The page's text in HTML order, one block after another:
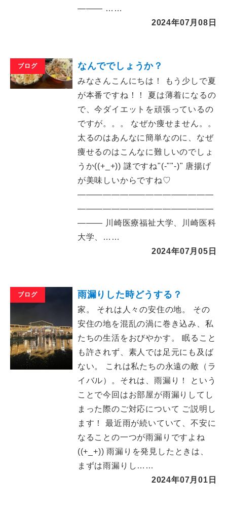
――― ……
2024年07月08日
ブログ なんででしょうか？
みなさんこんにちは！ もう少しで夏
が本番ですね！！ 夏は薄着になるの
で、今ダイエットを頑張っているの
ですが。。。 なぜか痩せません。。
太るのはあんなに簡単なのに、なぜ
痩せるのはこんなに難しいのでしょ
うか((+_+)) 謎ですね"(-""-)" 唐揚げ
が美味しいからですね♡
――――――――――――――――
――――――――――――――――
――― 川崎医療福祉大学、川崎医科
大学、……
2024年07月05日
ブログ 雨漏りした時どうする？
家。 それは人々の安住の地。 その
安住の地を混乱の渦に巻き込み、私
たちの生活をおびやかす。 眠ること
も許されず、素人では足元にも及ば
ない。 これは私たちの永遠の敵（ラ
イバル）。それは、雨漏り！ という
ことで今回はお部屋が雨漏りしてし
まった際のご対応について ご説明し
ます！ 最近雨が続いていて、不安に
なることの一つが雨漏りですよね
((+_+)) 雨漏りを発見したときは、
まずは雨漏りし……
2024年07月01日